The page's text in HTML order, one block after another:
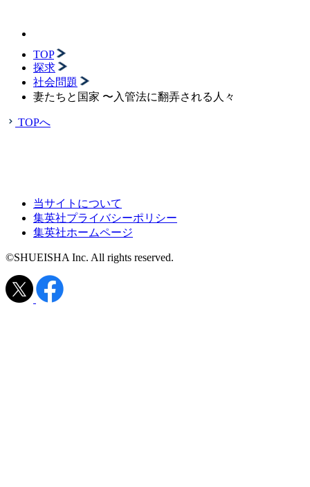
TOP
探求
社会問題
妻たちと国家 〜入管法に翻弄される人々
TOPへ
当サイトについて
集英社プライバシーポリシー
集英社ホームページ
©SHUEISHA Inc. All rights reserved.